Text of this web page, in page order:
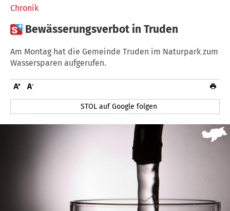
Chronik
 Bewässerungsverbot in Truden
Am Montag hat die Gemeinde Truden im Naturpark zum
Wassersparen aufgerufen.
STOL auf Google folgen